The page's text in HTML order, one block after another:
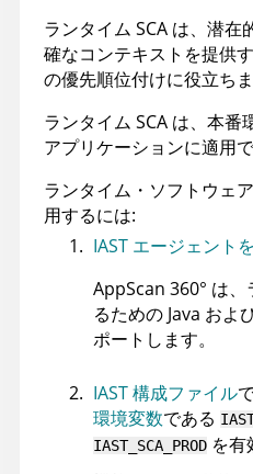
ランタイム SCA は、潜
確なコンテキストを提供
の優先順位付けに役立ちま
ランタイム SCA は、本
アプリケーションに適用で
ランタイム・ソフトウェ
用するには:
IAST エージェント
AppScan 360° は、
るための Java およ
ポートします。
IAST 構成ファイル
環境変数である
IAST_SCA_PROD を有